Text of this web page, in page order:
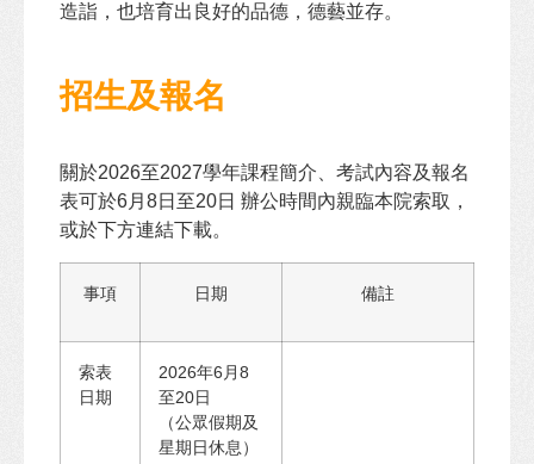
造詣，也培育出良好的品德，德藝並存。
招生及報名
關於2026至2027學年課程簡介、考試內容及報名
表可於6月8日至20日 辦公時間內親臨本院索取，
或於下方連結下載。
事項 日期 備註
索表
日期
2026年6月8
至20日
（公眾假期及
星期日休息）